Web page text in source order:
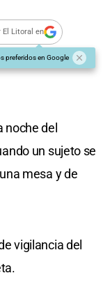
El Litoral en
preferidos en Google
noche del
un sujeto se
mesa y de
vigilancia del